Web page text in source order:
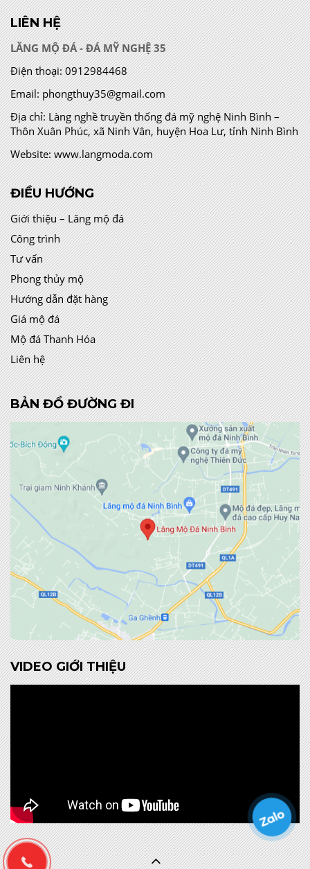
LIÊN HỆ
LĂNG MỘ ĐÁ - ĐÁ MỸ NGHỆ 35
Điện thoại: 0912984468
Email: phongthuy35@gmail.com
Địa chỉ:Làng nghề truyền thống đá mỹ nghệ Ninh Bình –
Thôn Xuân Phúc, xã Ninh Vân, huyện Hoa Lư, tỉnh Ninh Bình
Website: www.langmoda.com
ĐIỀU HƯỚNG
Giới thiệu – Lăng mộ đá
Công trình
Tư vấn
Phong thủy mộ
Hướng dẫn đặt hàng
Giá mộ đá
Mộ đá Thanh Hóa
Liên hệ
BẢN ĐỒ ĐƯỜNG ĐI
VIDEO GIỚI THIỆU